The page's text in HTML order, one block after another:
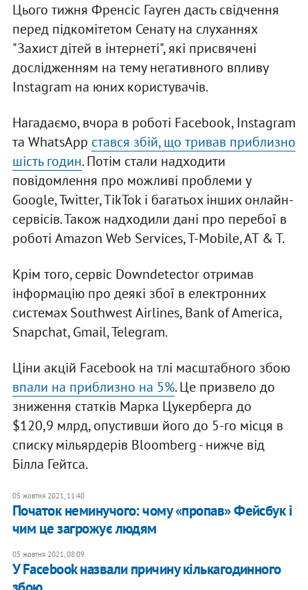
Цього тижня Френсіс Гауген дасть свідчення
перед підкомітетом Сенату на слуханнях
"Захист дітей в інтернеті", які присвячені
дослідженням на тему негативного впливу
Instagram на юних користувачів.
Нагадаємо, вчора в роботі Facebook, Instagram
та WhatsApp стався збій, що тривав приблизно
шість годин. Потім стали надходити
повідомлення про можливі проблеми у
Google, Twitter, TikTok і багатьох інших онлайн-
сервісів. Також надходили дані про перебої в
роботі Amazon Web Services, T-Mobile, AT & T.
Крім того, сервіс Downdetector отримав
інформацію про деякі збої в електронних
системах Southwest Airlines, Bank of America,
Snapchat, Gmail, Telegram.
Ціни акцій Facebook на тлі масштабного збою
впали на приблизно на 5%. Це призвело до
зниження статків Марка Цукерберга до
$120,9 млрд, опустивши його до 5-го місця в
списку мільярдерів Bloomberg - нижче від
Білла Гейтса.
05 жовтня 2021, 11:40
Початок неминучого: чому «пропав» Фейсбук і
чим це загрожує людям
05 жовтня 2021, 08:09
У Facebook назвали причину кількагодинного